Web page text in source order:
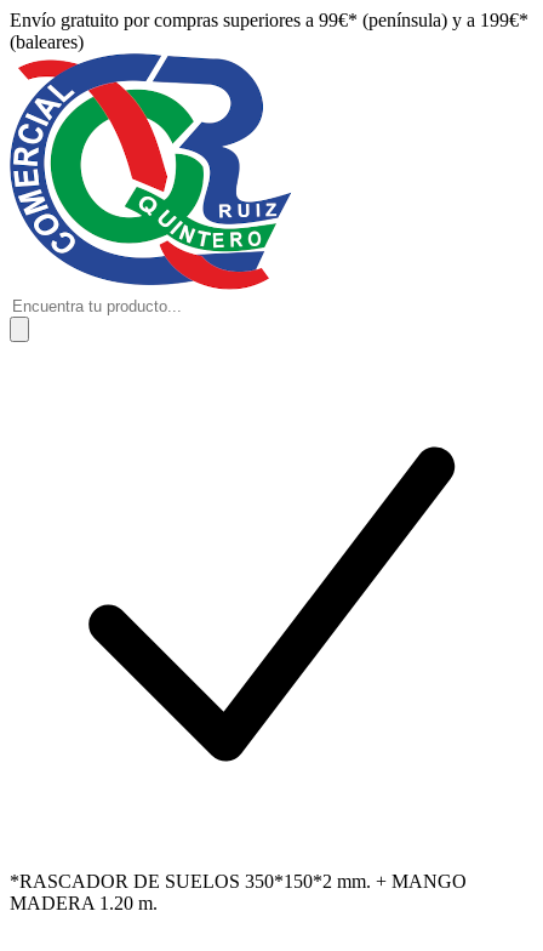
Envío gratuito por compras superiores a 99€* (península) y a 199€*
(baleares)
*RASCADOR DE SUELOS 350*150*2 mm. + MANGO
MADERA 1.20 m.